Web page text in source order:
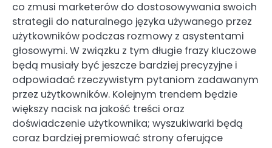
co zmusi marketerów do dostosowywania swoich
strategii do naturalnego języka używanego przez
użytkowników podczas rozmowy z asystentami
głosowymi. W związku z tym długie frazy kluczowe
będą musiały być jeszcze bardziej precyzyjne i
odpowiadać rzeczywistym pytaniom zadawanym
przez użytkowników. Kolejnym trendem będzie
większy nacisk na jakość treści oraz
doświadczenie użytkownika; wyszukiwarki będą
coraz bardziej premiować strony oferujące